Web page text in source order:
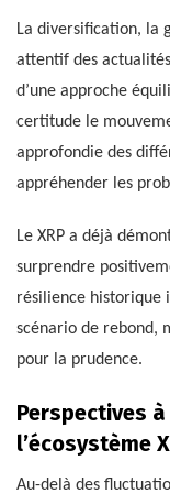
La diversification, la
attentif des
d’une approche
certitude le
approfondie des
appréhender les
Le XRP a déjà
surprendre
résilience historique
scénario de rebond,
pour la prudence.
Perspectives
l’écosystème
Au-delà des